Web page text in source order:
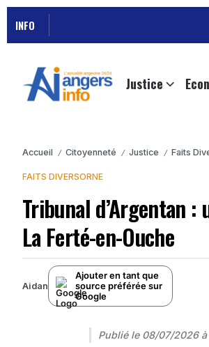
INFO
Justice
Accueil / Citoyenneté / Justice / Faits
FAITS DIVERSORNE
Tribunal d’Argentan
La Ferté-en-Ouche
Aidan
Ajouter en tant que
source préférée sur
Google
Publié le 08/07/2026 à